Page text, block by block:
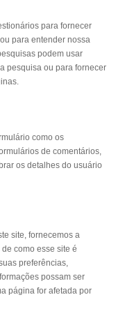
para fornecer
para entender nossa
podem usar
pesquisa ou para fornecer
como os
de comentários,
os detalhes do usuário
site, fornecemos a
como esse site é
preferências,
possam ser
página for afetada por